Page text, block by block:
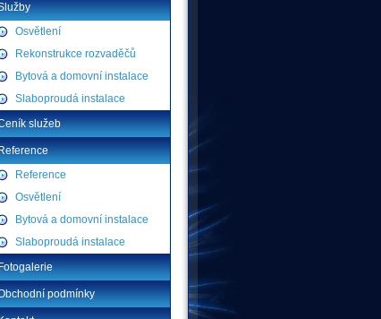
Osvětlení
Rekonstrukce rozvaděčů
Bytová a domovní instalace
Slaboproudá instalace
služeb
Reference
Osvětlení
Bytová a domovní instalace
Slaboproudá instalace
podmínky